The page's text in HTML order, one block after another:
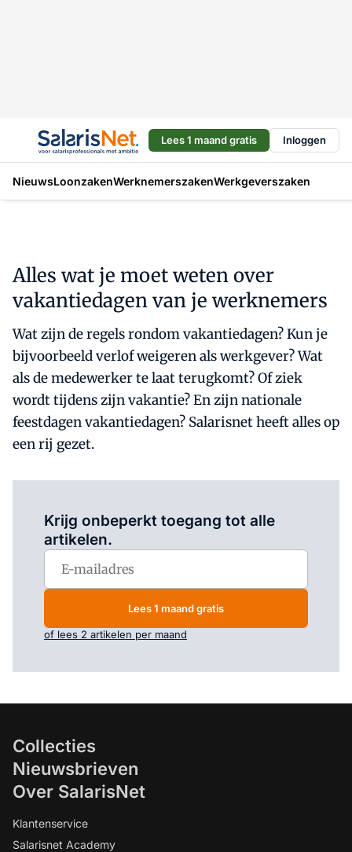
Lees 1 maand gratis Inloggen
NieuwsLoonzakenWerknemerszakenWerkgeverszaken
Alles wat je moet weten over
vakantiedagen van je werknemers
Wat zijn de regels rondom vakantiedagen? Kun je
bijvoorbeeld verlof weigeren als werkgever? Wat
als de medewerker te laat terugkomt? Of ziek
wordt tijdens zijn vakantie? En zijn nationale
feestdagen vakantiedagen? Salarisnet heeft alles op
een rij gezet.
Krijg onbeperkt toegang tot alle
artikelen.
Lees 1 maand gratis
of lees 2 artikelen per maand
Collecties
Nieuwsbrieven
Over SalarisNet
Klantenservice
Salarisnet Academy